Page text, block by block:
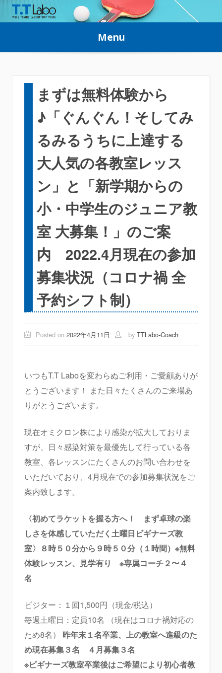
Skip
to
Menu
まずは無料体験から
♪「ぐんぐん！そしてみ
るみるうちに上達する
大人気の各教室レッス
ン」と「新学期からの
小・中学生のジュニア教
室 大募集！」のご案
内 2022.4月現在の参加
募集状況（コロナ禍 全
予約シフト制）
Posted on 2022年4月11日 by TTLabo-Coach
いつもT.T Laboを変わらぬご利用・ご愛顧ありが
とうございます！ また日々たくさんのご来場あ
りがとうございます。
現在オミクロン株により感染が拡大しておりま
すが、日々感染対策を最優先して行っている各
教室、各レッスンにたくさんのお問い合わせを
いただいており、4月現在での参加募集状況をご
案内致します。
〈初めてラケットを握る方へ！ まず卓球の楽
しさを体感していただく土曜日ビギナーズ教
室〉８時５０分から９時５０分（１時間）※無料
体験レッスン、見学有り
※専属コーチ２〜４
名
ビジター：１回1,500円（現金/税込）
毎週土曜日：定員10名 （現在はコロナ禍対応の
ため8名） 昨年末１名卒業、上の教室へ進級のた
め現在募集３名 ４月募集３名
※ビギナーズ教室卒業後はご希望により初心者教